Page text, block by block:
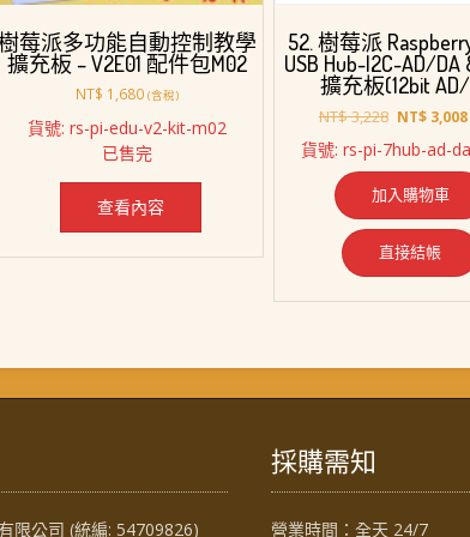
莓派多功能自動控制教學
擴充板 – V2E01 配件包M02
NT$ 1,680 (含稅)
貨號: rs-pi-edu-v2-kit-m02
已售完
查看內容
52. 樹莓派
USB Hub-I2C-AD/DA
擴充板(12bit
NT$3,228 原
價
NT$ 3,228
NT$3,008
貨號: rs-pi-7hub-ad-
加入購物車
直接結帳
限公司 (統編: 54709826)
採購需知
營業時間：全天 24/7